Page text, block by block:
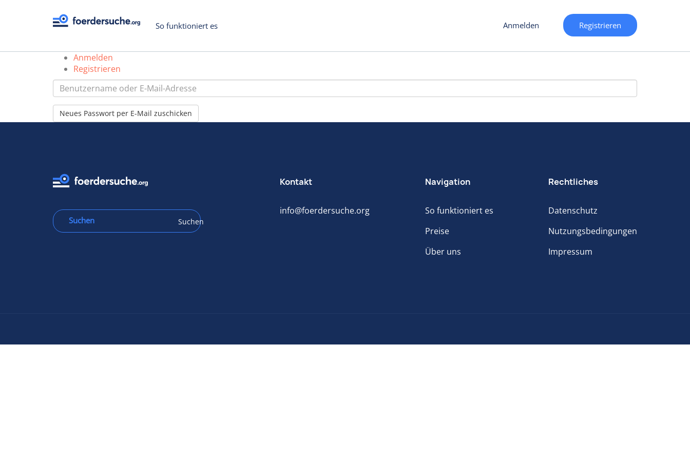
So funktioniert es Anmelden Registrieren
Anmelden
Registrieren
Benutzername
oder
E-
Neues Passwort per E-Mail zuschicken
Suchen
Kontakt
info@foerdersuche.org
Navigation
So funktioniert es
Preise
Über uns
Rechtliches
Datenschutz
Nutzungsbedingungen
Impressum